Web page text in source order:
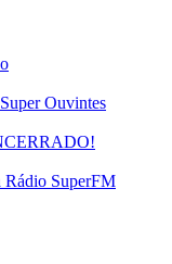
Ouvintes
Rádio SuperFM